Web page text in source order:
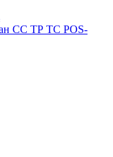
СС ТР ТС POS-